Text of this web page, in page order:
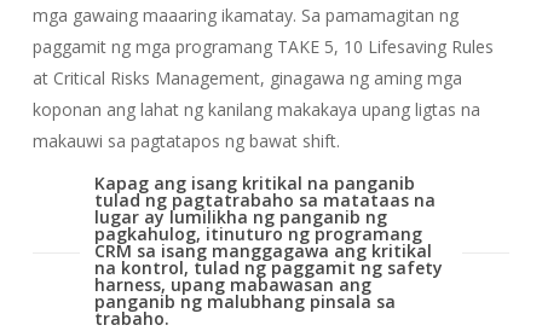
mga gawaing maaaring ikamatay. Sa pamamagitan ng
paggamit ng mga programang TAKE 5, 10 Lifesaving Rules
at Critical Risks Management, ginagawa ng aming mga
koponan ang lahat ng kanilang makakaya upang ligtas na
makauwi sa pagtatapos ng bawat shift.
Kapag ang isang kritikal na panganib
tulad ng pagtatrabaho sa matataas na
lugar ay lumilikha ng panganib ng
pagkahulog, itinuturo ng programang
CRM sa isang manggagawa ang kritikal
na kontrol, tulad ng paggamit ng safety
harness, upang mabawasan ang
panganib ng malubhang pinsala sa
trabaho.